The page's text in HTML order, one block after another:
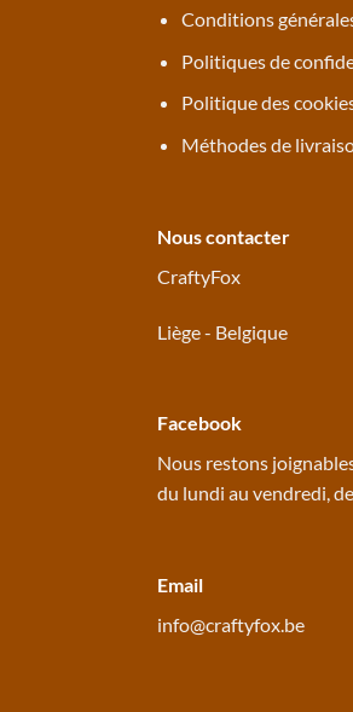
Conditions
Politiques de
Politique des
Méthodes de
Nous contacter
CraftyFox
Liège - Belgique
Facebook
Nous restons
du lundi au vendredi,
Email
info@craftyfox.be